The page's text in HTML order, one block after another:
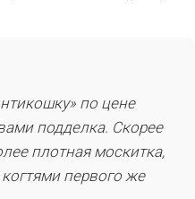
по цене
подделка. Скорее
плотная москитка,
первого же